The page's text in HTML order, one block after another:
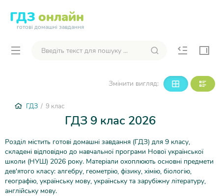
ГДЗ онлайн
готові домашні завдання
Змінити вигляд:
ГДЗ / 9 клас
ГДЗ 9 клас 2026
Розділ містить готові домашні завдання (ГДЗ) для 9 класу,
складені відповідно до навчальної програми Нової української
школи (НУШ) ​​2026 року. Матеріали охоплюють основні предмети
дев'ятого класу: алгебру, геометрію, фізику, хімію, біологію,
географію, українську мову, українську та зарубіжну літературу,
англійську мову.